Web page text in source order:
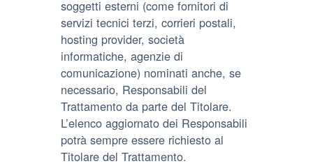
soggetti esterni (come fornitori di
servizi tecnici terzi, corrieri postali,
hosting provider, società
informatiche, agenzie di
comunicazione) nominati anche, se
necessario, Responsabili del
Trattamento da parte del Titolare.
L’elenco aggiornato dei Responsabili
potrà sempre essere richiesto al
Titolare del Trattamento.